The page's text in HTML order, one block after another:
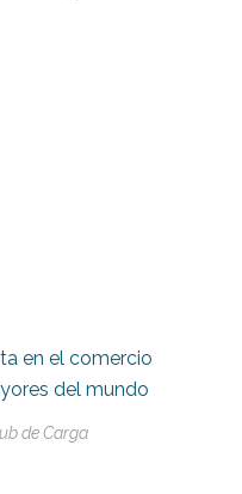
en el comercio
del mundo
de Carga